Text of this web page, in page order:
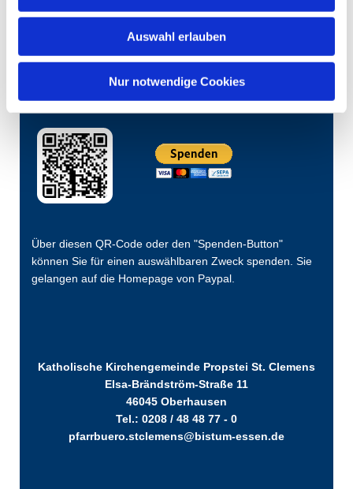
Auswahl erlauben
Nur notwendige Cookies
Über diesen QR-Code oder den "Spenden-Button"
können Sie für einen auswählbaren Zweck spenden. Sie
gelangen auf die Homepage von Paypal.
Katholische Kirchengemeinde Propstei St. Clemens
Elsa-Brändström-Straße 11
46045 Oberhausen
Tel.: 0208 / 48 48 77 - 0
pfarrbuero.stclemens@bistum-essen.de